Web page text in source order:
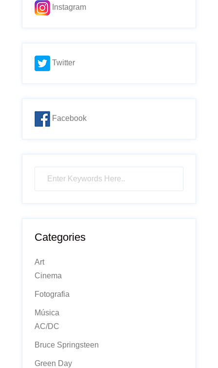
Instagram
Twitter
Facebook
Categories
Art
Cinema
Fotografia
Música
AC/DC
Bruce Springsteen
Green Day